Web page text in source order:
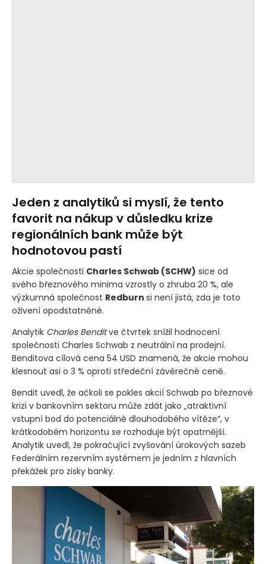
Jeden z analytiků si myslí, že tento
favorit na nákup v důsledku krize
regionálních bank může být
hodnotovou pastí
Akcie společnosti Charles Schwab (SCHW) sice od
svého březnového minima vzrostly o zhruba 20 %, ale
výzkumná společnost Redburn si není jistá, zda je toto
oživení opodstatněné.
Analytik Charles Benditve čtvrtek snížil hodnocení
společnosti Charles Schwab z neutrální na prodejní.
Benditova cílová cena 54 USD znamená, že akcie mohou
klesnout asi o 3 % oproti středeční závěrečné ceně.
Bendit uvedl, že ačkoli se pokles akcií Schwab po březnové
krizi v bankovním sektoru může zdát jako „atraktivní
vstupní bod do potenciálně dlouhodobého vítěze“, v
krátkodobém horizontu se rozhoduje být opatrnější.
Analytik uvedl, že pokračující zvyšování úrokových sazeb
Federálním rezervním systémem je jedním z hlavních
překážek pro zisky banky.